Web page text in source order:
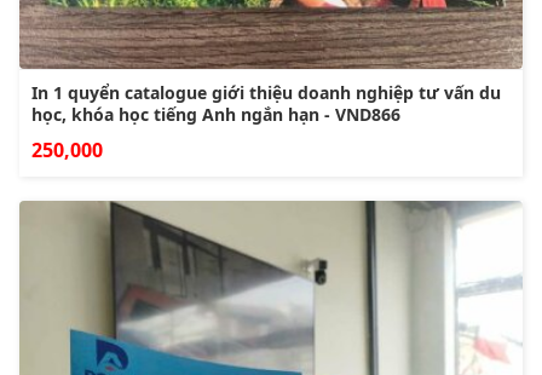
In 1 quyển catalogue giới thiệu doanh nghiệp tư vấn du
học, khóa học tiếng Anh ngắn hạn - VND866
250,000